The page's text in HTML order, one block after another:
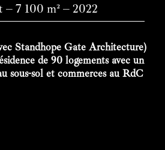
– 7 100 m² – 2022
Standhope Gate Architecture)
de 90 logements avec un
sous-sol et commerces au RdC